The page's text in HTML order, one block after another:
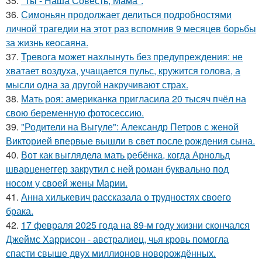
36. Симоньян продолжает делиться подробностями
личной трагедии на этот раз вспомнив 9 месяцев борьбы
за жизнь кеосаяна.
37. Тревога может нахлынуть без предупреждения: не
хватает воздуха, учащается пульс, кружится голова, а
мысли одна за другой накручивают страх.
38. Мать роя: американка пригласила 20 тысяч пчёл на
свою беременную фотосессию.
39. "Родители на Выгуле": Александр Петров с женой
Викторией впервые вышли в свет после рождения сына.
40. Вот как выглядела мать ребёнка, когда Арнольд
шварценеггер закрутил с ней роман буквально под
носом у своей жены Марии.
41. Анна хилькевич рассказала о трудностях своего
брака.
42. 17 февраля 2025 года на 89-м году жизни скончался
Джеймс Харрисон - австралиец, чья кровь помогла
спасти свыше двух миллионов новорождённых.